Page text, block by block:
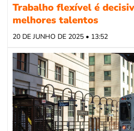
Trabalho flexível é
melhores talentos
20 DE JUNHO DE 2025 • 13:52